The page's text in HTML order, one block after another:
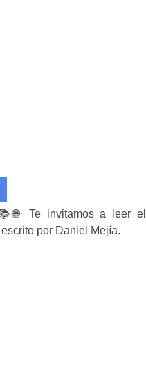
Te invitamos a leer
por Daniel Mejía.